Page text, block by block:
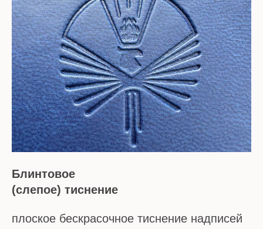
Блинтовое
(слепое) тиснение
плоское бескрасочное тиснение надписей